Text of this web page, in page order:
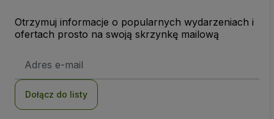
Otrzymuj informacje o popularnych wydarzeniach i
ofertach prosto na swoją skrzynkę mailową
e-
Dołącz do listy